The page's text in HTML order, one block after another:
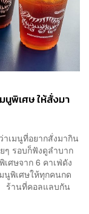
นูพิเศษ ให้สั่งมา
เมนูที่อยากสั่งมากิน
ๆ รอบก็ฟังดูลำบาก
ศษจาก 6 คาเฟ่ดัง
นูพิเศษให้ทุกคนกด
ร้านที่คอลแลบกัน